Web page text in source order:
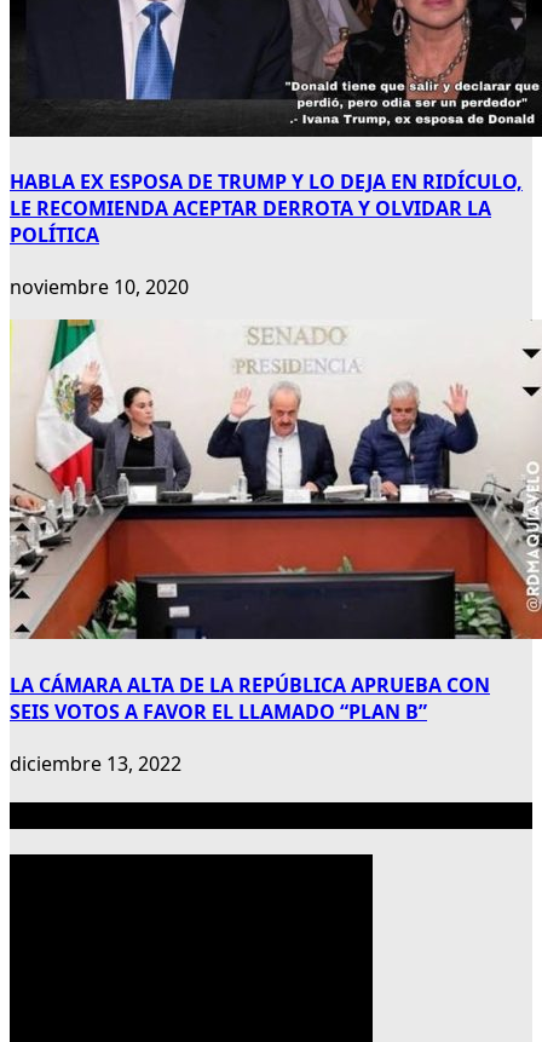
HABLA EX ESPOSA DE TRUMP Y LO DEJA EN RIDÍCULO,
LE RECOMIENDA ACEPTAR DERROTA Y OLVIDAR LA
POLÍTICA
noviembre 10, 2020
LA CÁMARA ALTA DE LA REPÚBLICA APRUEBA CON
SEIS VOTOS A FAVOR EL LLAMADO “PLAN B”
diciembre 13, 2022